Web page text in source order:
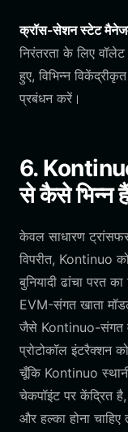
क्रॉस-सेशन स्टेट
निरंतरता के लिए
हुए, विभिन्न
प्रबंधन करें।
6.
से कैसे भिन्न
केवल साधारण
विपरीत, Kontinuo
बुनियादी ढांचा परत
EVM-संगत खाता
जैसे Kontinuo-संगत
प्रोटोकॉल इंटरैक्शन
चूँकि Kontinuo
चेकपॉइंट पर केंद्रित
और हल्का होना